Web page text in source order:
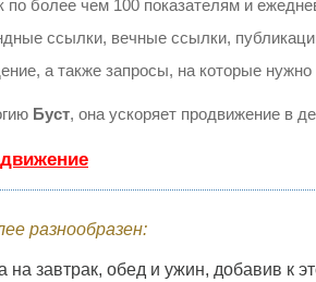
более чем 100 показателям и
ссылки, вечные ссылки,
а также запросы, на которые нужно
Буст, она ускоряет продвижение в
разнообразен:
на завтрак, обед и ужин, добавив